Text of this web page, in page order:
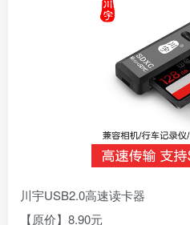
川宇USB2.0高速读卡器
【原价】8.90元